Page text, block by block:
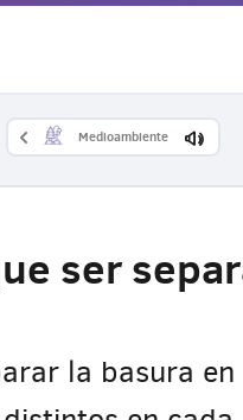
Medioambiente
ser
la basura